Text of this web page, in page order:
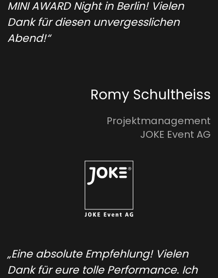
MINI AWARD Night in Berlin! Vielen
Dank für diesen unvergesslichen
Abend!“
Romy Schultheiss
Projektmanagement
JOKE Event AG
„Eine absolute Empfehlung! Vielen
Dank für eure tolle Performance. Ich